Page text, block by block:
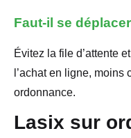
Faut-il se
Évitez la file d’attente
l’achat en ligne,
ordonnance.
Lasix sur